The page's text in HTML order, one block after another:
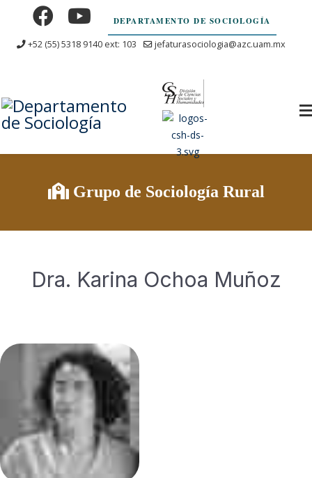
DEPARTAMENTO DE SOCIOLOGÍA
+52 (55) 5318 9140 ext: 103
jefaturasociologia@azc.uam.mx
Grupo de Sociología Rural
Dra. Karina Ochoa Muñoz